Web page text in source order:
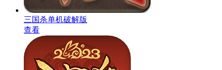
三国杀单机破解版
查看